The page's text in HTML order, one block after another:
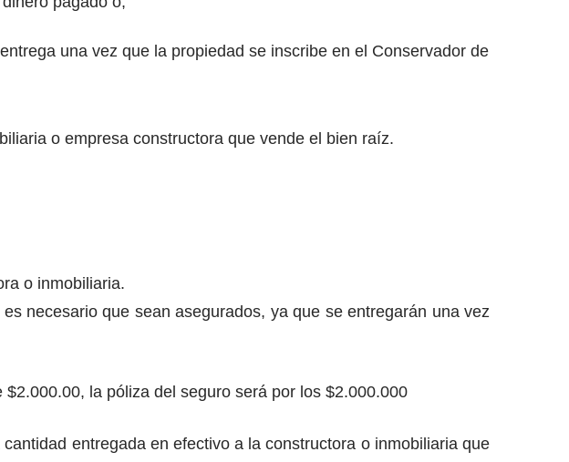
una vez que la propiedad se inscribe en el Conservador de
o empresa constructora que vende el bien raíz.
o inmobiliaria.
necesario que sean asegurados, ya que se entregarán una vez
la póliza del seguro será por los $2.000.000
entregada en efectivo a la constructora o inmobiliaria que